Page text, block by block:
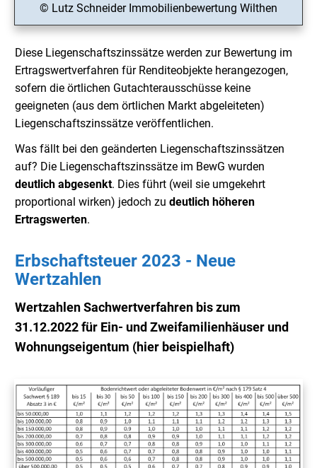
© Lutz Schneider Immobilienbewertung Wilthen
Diese Liegenschaftszinssätze werden zur Bewertung im
Ertragswertverfahren für Renditeobjekte herangezogen,
sofern die örtlichen Gutachterausschüsse keine
geeigneten (aus dem örtlichen Markt abgeleiteten)
Liegenschaftszinssätze veröffentlichen.
Was fällt bei den geänderten Liegenschaftszinssätzen
auf? Die Liegenschaftszinssätze im BewG wurden
deutlich abgesenkt. Dies führt (weil sie umgekehrt
proportional wirken) jedoch zu deutlich höheren
Ertragswerten.
Erbschaftsteuer 2023 - Neue
Wertzahlen
Wertzahlen Sachwertverfahren bis zum
31.12.2022 für Ein- und Zweifamilienhäuser und
Wohnungseigentum (hier beispielhaft)